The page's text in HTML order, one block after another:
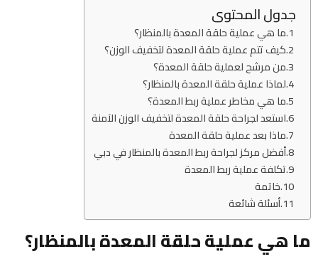
جدول المحتوى
ما هي عملية حلقة المعدة بالمنظار؟
كيف تتم عملية حلقة المعدة لتخفيف الوزن؟
من مرشح لعملية حلقة المعدة؟
لماذا عملية حلقة المعدة بالمنظار؟
ما هي مخاطر عملية ربط المعدة؟
استعد لجراحة حلقة المعدة لتخفيف الوزن الآمنة
ماذا بعد عملية حلقة المعدة
أفضل مركز لجراحة ربط المعدة بالمنظار في دبي
تكلفة عملية ربط المعدة
خاتمة
أسئلة شائعة
ما هي عملية حلقة المعدة بالمنظار؟